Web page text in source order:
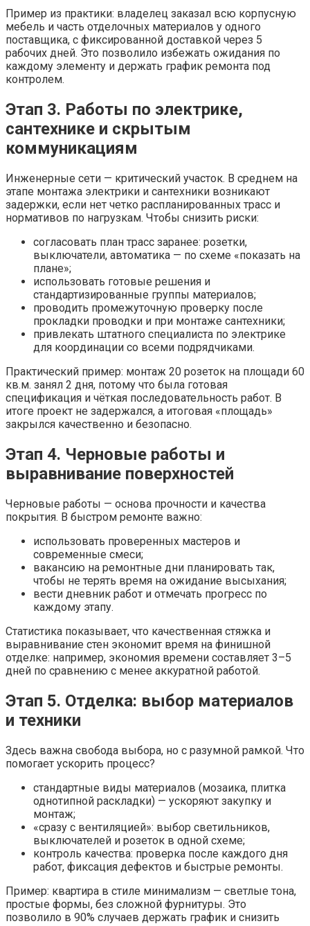
Пример из практики: владелец заказал всю корпусную
мебель и часть отделочных материалов у одного
поставщика, с фиксированной доставкой через 5
рабочих дней. Это позволило избежать ожидания по
каждому элементу и держать график ремонта под
контролем.
Этап 3. Работы по электрике,
сантехнике и скрытым
коммуникациям
Инженерные сети — критический участок. В среднем на
этапе монтажа электрики и сантехники возникают
задержки, если нет четко распланированных трасс и
нормативов по нагрузкам. Чтобы снизить риски:
согласовать план трасс заранее: розетки,
выключатели, автоматика — по схеме «показать на
плане»;
использовать готовые решения и
стандартизированные группы материалов;
проводить промежуточную проверку после
прокладки проводки и при монтаже сантехники;
привлекать штатного специалиста по электрике
для координации со всеми подрядчиками.
Практический пример: монтаж 20 розеток на площади 60
кв.м. занял 2 дня, потому что была готовая
спецификация и чёткая последовательность работ. В
итоге проект не задержался, а итоговая «площадь»
закрылся качественно и безопасно.
Этап 4. Черновые работы и
выравнивание поверхностей
Черновые работы — основа прочности и качества
покрытия. В быстром ремонте важно:
использовать проверенных мастеров и
современные смеси;
вакансию на ремонтные дни планировать так,
чтобы не терять время на ожидание высыхания;
вести дневник работ и отмечать прогресс по
каждому этапу.
Статистика показывает, что качественная стяжка и
выравнивание стен экономит время на финишной
отделке: например, экономия времени составляет 3–5
дней по сравнению с менее аккуратной работой.
Этап 5. Отделка: выбор материалов
и техники
Здесь важна свобода выбора, но с разумной рамкой. Что
помогает ускорить процесс?
стандартные виды материалов (мозаика, плитка
однотипной раскладки) — ускоряют закупку и
монтаж;
«сразу с вентиляцией»: выбор светильников,
выключателей и розеток в одной схеме;
контроль качества: проверка после каждого дня
работ, фиксация дефектов и быстрые ремонты.
Пример: квартира в стиле минимализм — светлые тона,
простые формы, без сложной фурнитуры. Это
позволило в 90% случаев держать график и снизить